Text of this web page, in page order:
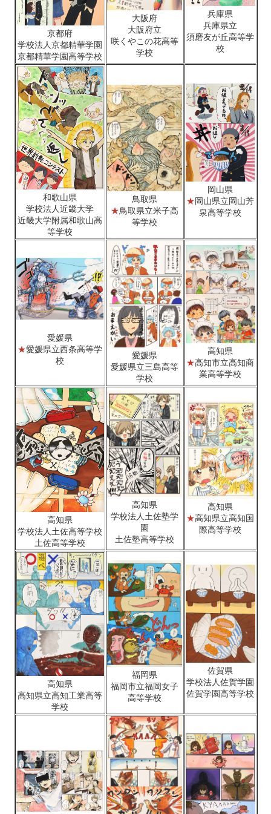
京都府
学校法人京都精華学園
京都精華学園高等学校
大阪府
大阪府立
咲くやこの花高等
学校
兵庫県
兵庫県立
須磨友が丘高等学
校
和歌山県
学校法人近畿大学
近畿大学附属和歌山高
等学校
鳥取県
★鳥取県立米子高
等学校
岡山県
★岡山県立岡山芳
泉高等学校
愛媛県
★愛媛県立西条高等学
校
愛媛県
愛媛県立三島高等
学校
高知県
★高知市立高知商
業高等学校
高知県
学校法人土佐高等学校
土佐高等学校
高知県
学校法人土佐塾学
園
土佐塾高等学校
高知県
★高知県立高知国
際高等学校
高知県
高知県立高知工業高等
学校
福岡県
福岡市立福岡女子
高等学校
佐賀県
学校法人佐賀学園
佐賀学園高等学校